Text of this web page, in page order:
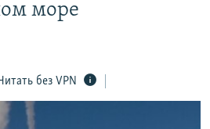
11 ИСТОРИЙ СОПРОТИВЛЕНИЯ
море
без VPN